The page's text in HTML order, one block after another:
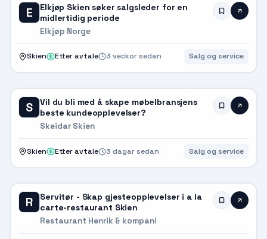
E
Elkjøp Skien søker salgsleder for en
midlertidig periode
Elkjøp Norge
Skien Etter avtale 3 veckor sedan Salg og service
S
Vil du bli med å skape møbelbransjens
beste kundeopplevelser?
Skeidar Skien
Skien Etter avtale 3 dagar sedan Salg og service
R
Servitør - Skap gjesteopplevelser i a la
carte-restaurant Skien
Restaurant Henrik & kompani